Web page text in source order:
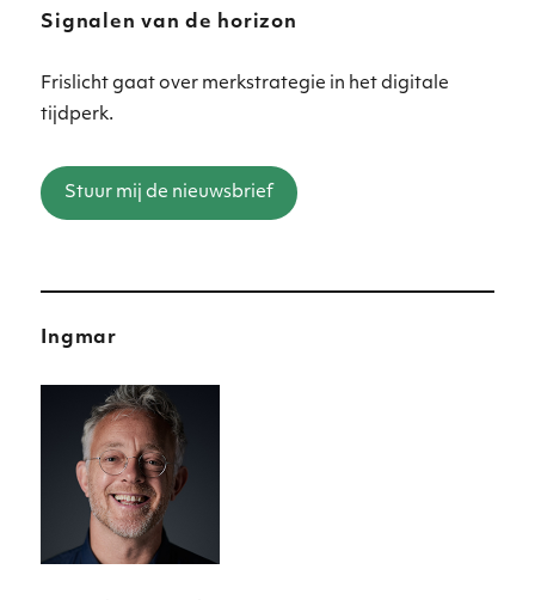
Signalen van de horizon
Frislicht gaat over merkstrategie in het digitale
tijdperk.
Stuur mij de nieuwsbrief
Ingmar